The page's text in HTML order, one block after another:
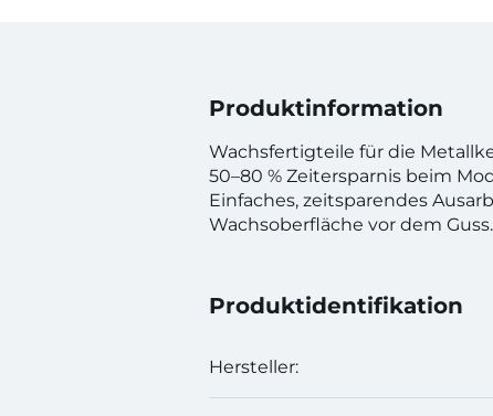
Produktinformation
Wachsfertigteile für die
50–80 % Zeitersparnis beim
Einfaches, zeitsparendes
Wachsoberfläche vor dem
Produktidentifikation
Hersteller: